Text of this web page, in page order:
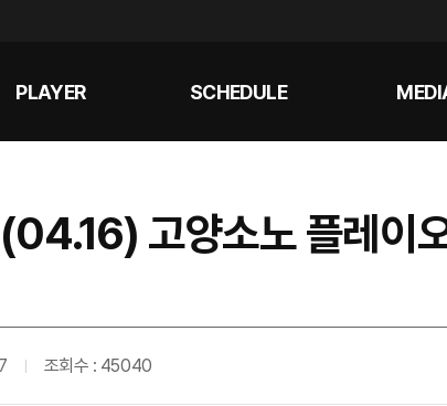
PLAYER SCHEDULE
고양소노 플레이
조회수 : 45040